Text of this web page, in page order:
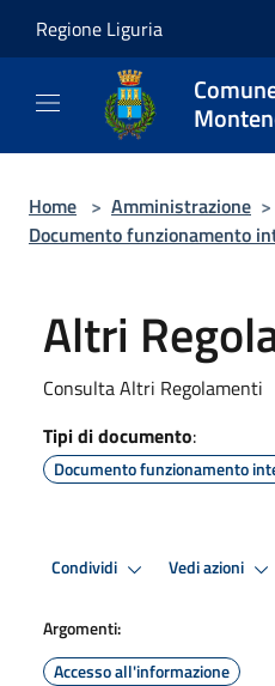
Regione Liguria
Home > Amministrazione >
Documento funzionamento
Altri
Consulta Altri Regolamenti
Tipi di documento:
Documento funzionamento
Condividi Vedi azioni
Argomenti:
Accesso all'informazione